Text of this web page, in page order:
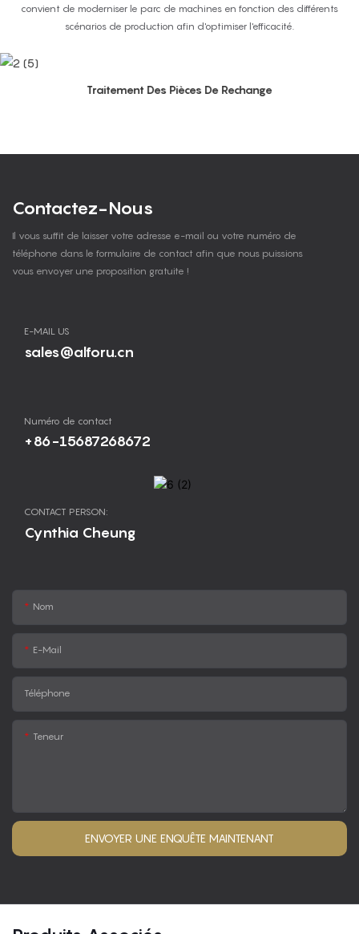
convient de moderniser le parc de machines en fonction des différents
scénarios de production afin d'optimiser l'efficacité.
Traitement Des Pièces De Rechange
Contactez-Nous
Il vous suffit de laisser votre adresse e-mail ou votre numéro de
téléphone dans le formulaire de contact afin que nous puissions
vous envoyer une proposition gratuite !
E-MAIL US
sales@alforu.cn
Numéro de contact
+86-15687268672
CONTACT PERSON:
Cynthia Cheung
Nom
E-Mail
Téléphone
Teneur
ENVOYER UNE ENQUÊTE MAINTENANT